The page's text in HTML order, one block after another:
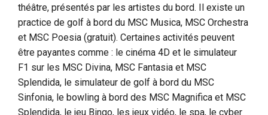
théâtre, présentés par les artistes du bord. Il existe un
practice de golf à bord du MSC Musica, MSC Orchestra
et MSC Poesia (gratuit). Certaines activités peuvent
être payantes comme : le cinéma 4D et le simulateur
F1 sur les MSC Divina, MSC Fantasia et MSC
Splendida, le simulateur de golf à bord du MSC
Sinfonia, le bowling à bord des MSC Magnifica et MSC
Splendida, le jeu Bingo, les jeux vidéo, le spa, le cyber